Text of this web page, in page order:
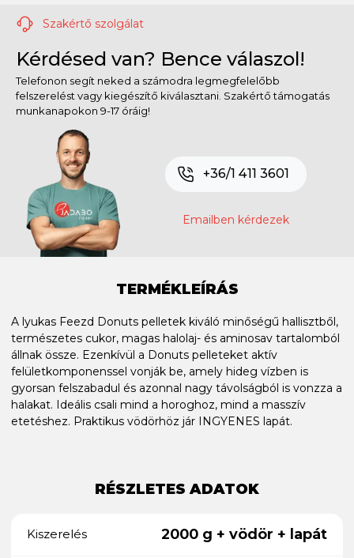
Szakértő szolgálat
Kérdésed van? Bence válaszol!
Telefonon segít neked a számodra legmegfelelőbb
felszerelést vagy kiegészítő kiválasztani. Szakértő támogatás
munkanapokon 9-17 óráig!
+36/1 411 3601
Emailben kérdezek
TERMÉKLEÍRÁS
A lyukas Feezd Donuts pelletek kiváló minőségű hallisztből,
természetes cukor, magas halolaj- és aminosav tartalomból
állnak össze. Ezenkívül a Donuts pelleteket aktív
felületkomponenssel vonják be, amely hideg vízben is
gyorsan felszabadul és azonnal nagy távolságból is vonzza a
halakat. Ideális csali mind a horoghoz, mind a masszív
etetéshez. Praktikus vödörhöz jár INGYENES lapát.
RÉSZLETES ADATOK
Kiszerelés 2000 g + vödör + lapát